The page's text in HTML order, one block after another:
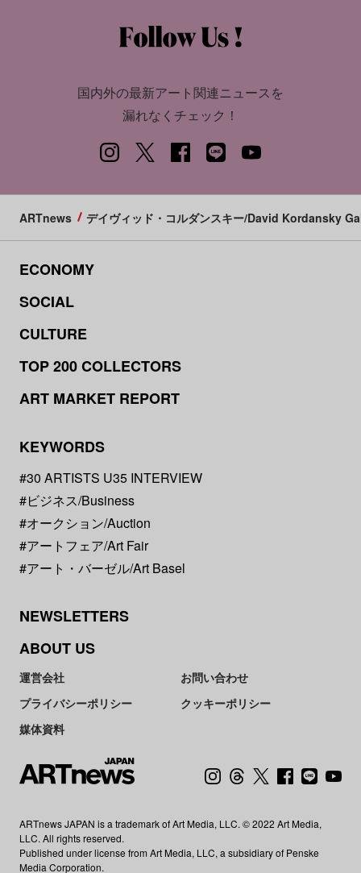
国内外の最新アート関連ニュースを
漏れなくチェック！
ARTnews デイヴィッド・コルダンスキー/David Kordansky
ECONOMY
SOCIAL
CULTURE
TOP 200 COLLECTORS
ART MARKET REPORT
KEYWORDS
#30 ARTISTS U35 INTERVIEW
#ビジネス/Business
#オークション/Auction
#アートフェア/Art Fair
#アート・バーゼル/Art Basel
NEWSLETTERS
ABOUT US
運営会社
お問い合わせ
プライバシーポリシー
クッキーポリシー
媒体資料
ARTnews JAPAN is a trademark of Art Media, LLC. © 2022 Art Media,
LLC. All rights reserved.
Published under license from Art Media, LLC, a subsidiary of Penske
Media Corporation.